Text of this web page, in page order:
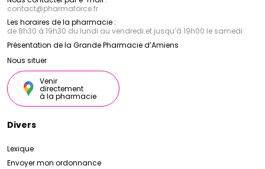
contact@pharmaforce.fr
Les horaires de la pharmacie :
de 8h30 à 19h30 du lundi au vendredi et jusqu’à 19h00 le samedi
Présentation de la Grande Pharmacie d’Amiens
Nous situer
Venir
directement
à la pharmacie
Divers
Lexique
Envoyer mon ordonnance